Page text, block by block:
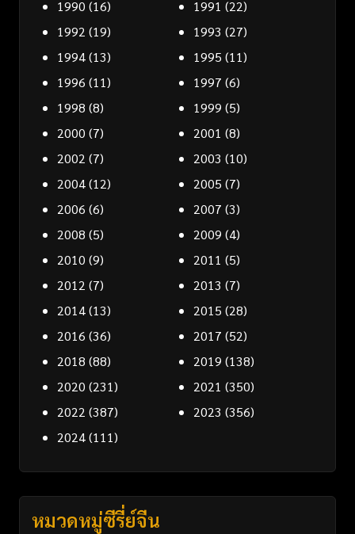
1990 (16) 1991 (22)
1992 (19) 1993 (27)
1994(13) 1995 (11)
1996 (11) 1997 (6)
1998 (8) 1999 (5)
2000 (7) 2001 (8)
2002 (7) 2003 (10)
2004(12) 2005 (7)
2006 (6) 2007 (3)
2008 (5) 2009 (4)
2010 (9) 2011 (5)
2012 (7) 2013 (7)
2014(13) 2015 (28)
2016 (36) 2017 (52)
2018 (88) 2019 (138)
2020 (231) 2021 (350)
2022 (387) 2023 (356)
2024(111)
หมวดหมู่ซีรี่ย์จีน